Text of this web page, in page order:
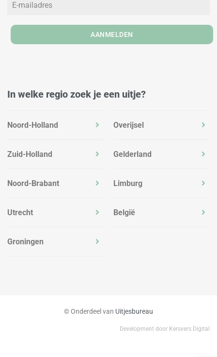
m
AANMELDEN
In welke regio zoek je een uitje?
Noord-Holland
Zuid-Holland
Noord-Brabant
Utrecht
Groningen
Overijsel
Gelderland
Limburg
België
© Onderdeel van Uitjesbureau
Development door Kersvers Digital